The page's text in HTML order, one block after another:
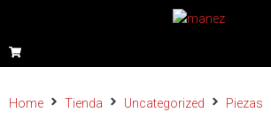
Home Tienda Uncategorized Piezas